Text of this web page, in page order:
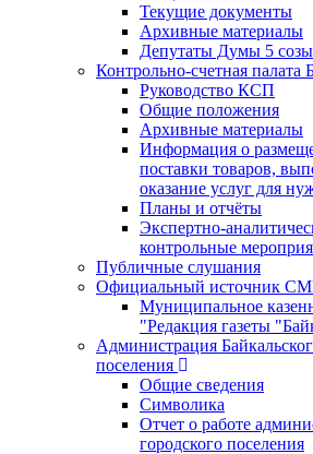
Текущие документы
Архивные материалы
Депутаты Думы 5
Контрольно-счетная палата
Руководство КСП
Общие положения
Архивные материалы
Информация о
поставки товаров,
оказание услуг для
Планы и отчёты
Экспертно-
контрольные
Публичные слушания
Официальный источник
Муниципальное
"Редакция газеты
Администрация
поселения
Общие сведения
Символика
Отчет о работе
городского поселения